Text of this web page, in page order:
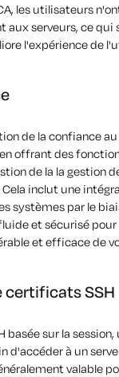
les utilisateurs
aux serveurs, ce
l'expérience de
de la confiance
offrant des
de la la gestion
inclut une
par le
et sécurisé pour
et efficace de
certificats SSH
basée sur la
d'accéder à un
valable